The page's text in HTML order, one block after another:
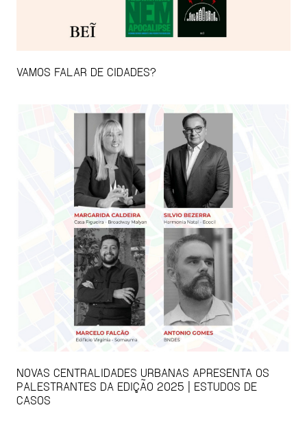
VAMOS FALAR DE CIDADES?
NOVAS CENTRALIDADES URBANAS APRESENTA OS
PALESTRANTES DA EDIÇÃO 2025 | ESTUDOS DE
CASOS